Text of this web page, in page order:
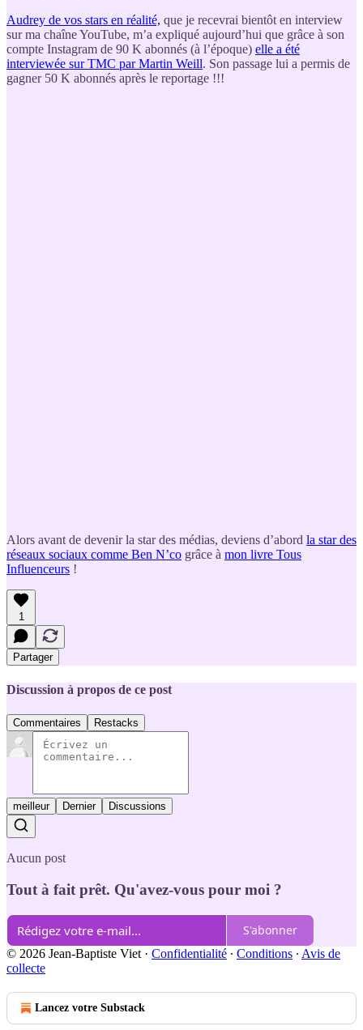
Audrey de vos stars en réalité, que je recevrai bientôt en interview
sur ma chaîne YouTube, m’a expliqué aujourd’hui que grâce à son
compte Instagram de 90 K abonnés (à l’époque) elle a été
interviewée sur TMC par Martin Weill. Son passage lui a permis de
gagner 50 K abonnés après le reportage !!!
Alors avant de devenir la star des médias, deviens d’abord la star des
réseaux sociaux comme Ben N’co grâce à mon livre Tous
Influenceurs !
1
Partager
Discussion à propos de ce post
Commentaires Restacks
meilleur Dernier Discussions
Aucun post
Tout à fait prêt. Qu'avez-vous pour moi ?
S'abonner
© 2026 Jean-Baptiste Viet · Confidentialité ∙ Conditions ∙ Avis de
collecte
Lancez votre Substack